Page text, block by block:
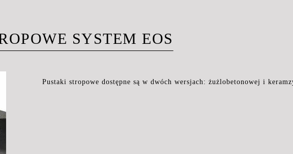
SYSTEM EOS
Pustaki stropowe dostępne są w dwóch wersjach: żużlobetonowej i